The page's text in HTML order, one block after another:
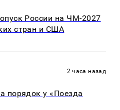
России на ЧМ-2027
стран и США
2 часа назад
порядок у «Поезда